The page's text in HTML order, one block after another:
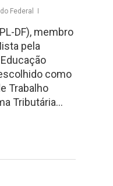
Federal
DF), membro
pela
como
Trabalho
Tributária…